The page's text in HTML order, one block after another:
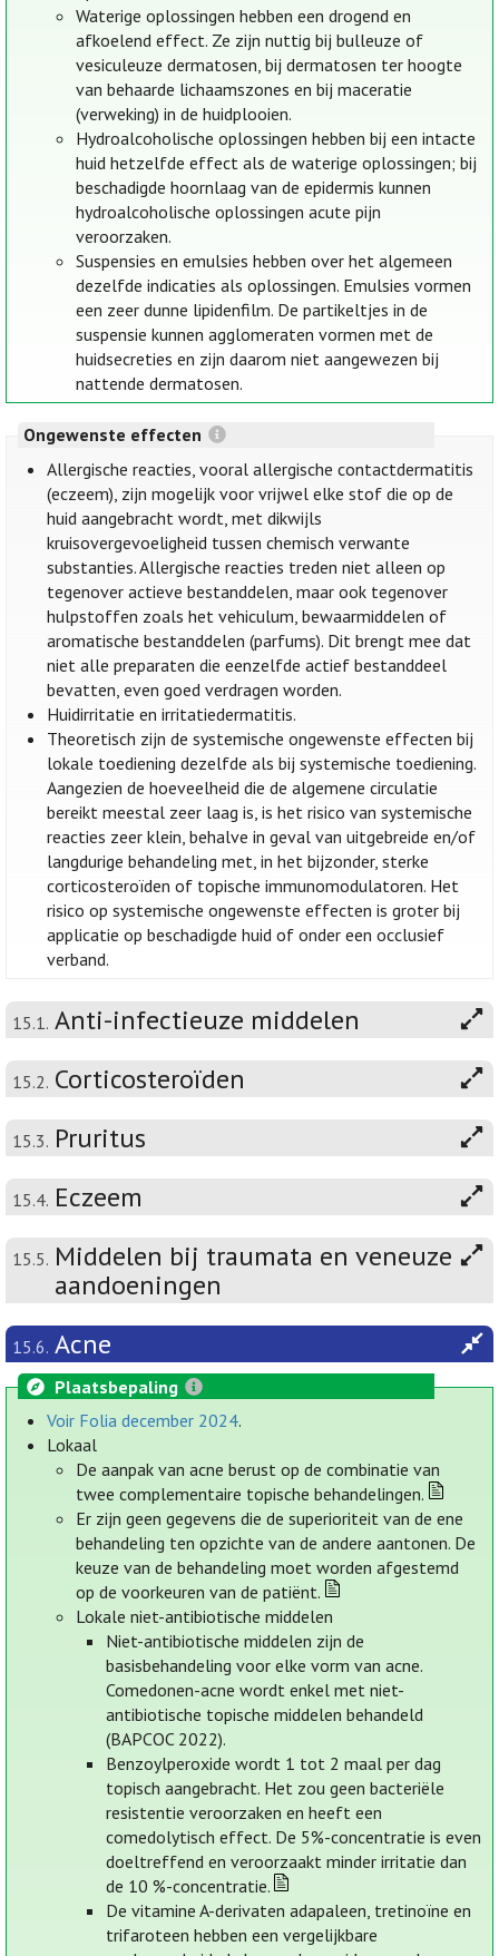
Waterige oplossingen hebben een drogend en
afkoelend effect. Ze zijn nuttig bij bulleuze of
vesiculeuze dermatosen, bij dermatosen ter hoogte
van behaarde lichaamszones en bij maceratie
(verweking) in de huidplooien.
Hydroalcoholische oplossingen hebben bij een intacte
huid hetzelfde effect als de waterige oplossingen; bij
beschadigde hoornlaag van de epidermis kunnen
hydroalcoholische oplossingen acute pijn
veroorzaken.
Suspensies en emulsies hebben over het algemeen
dezelfde indicaties als oplossingen. Emulsies vormen
een zeer dunne lipidenfilm. De partikeltjes in de
suspensie kunnen agglomeraten vormen met de
huidsecreties en zijn daarom niet aangewezen bij
nattende dermatosen.
Ongewenste effecten
Allergische reacties, vooral allergische contactdermatitis
(eczeem), zijn mogelijk voor vrijwel elke stof die op de
huid aangebracht wordt, met dikwijls
kruisovergevoeligheid tussen chemisch verwante
substanties. Allergische reacties treden niet alleen op
tegenover actieve bestanddelen, maar ook tegenover
hulpstoffen zoals het vehiculum, bewaarmiddelen of
aromatische bestanddelen (parfums). Dit brengt mee dat
niet alle preparaten die eenzelfde actief bestanddeel
bevatten, even goed verdragen worden.
Huidirritatie en irritatiedermatitis.
Theoretisch zijn de systemische ongewenste effecten bij
lokale toediening dezelfde als bij systemische toediening.
Aangezien de hoeveelheid die de algemene circulatie
bereikt meestal zeer laag is, is het risico van systemische
reacties zeer klein, behalve in geval van uitgebreide en/of
langdurige behandeling met, in het bijzonder, sterke
corticosteroïden of topische immunomodulatoren. Het
risico op systemische ongewenste effecten is groter bij
applicatie op beschadigde huid of onder een occlusief
verband.
15.1. Anti-infectieuze middelen
15.2. Corticosteroïden
15.3. Pruritus
15.4. Eczeem
15.5. Middelen bij traumata en veneuze
aandoeningen
15.6. Acne
Plaatsbepaling
Voir Folia december 2024.
Lokaal
De aanpak van acne berust op de combinatie van
twee complementaire topische behandelingen.
Er zijn geen gegevens die de superioriteit van de ene
behandeling ten opzichte van de andere aantonen. De
keuze van de behandeling moet worden afgestemd
op de voorkeuren van de patiënt.
Lokale niet-antibiotische middelen
Niet-antibiotische middelen zijn de
basisbehandeling voor elke vorm van acne.
Comedonen-acne wordt enkel met niet-
antibiotische topische middelen behandeld
(BAPCOC 2022).
Benzoylperoxide wordt 1 tot 2 maal per dag
topisch aangebracht. Het zou geen bacteriële
resistentie veroorzaken en heeft een
comedolytisch effect. De 5%-concentratie is even
doeltreffend en veroorzaakt minder irritatie dan
de 10 %-concentratie.
De vitamine A-derivaten adapaleen, tretinoïne en
trifaroteen hebben een vergelijkbare